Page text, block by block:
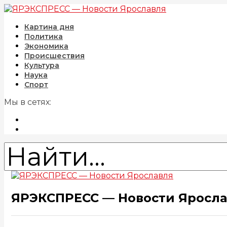
Картина дня
Политика
Экономика
Происшествия
Культура
Наука
Спорт
Мы в сетях:
ЯРЭКСПРЕСС — Новости